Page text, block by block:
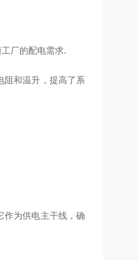
厂的配电需求‌.
阻和温升，提高了系
作为供电主干线，确